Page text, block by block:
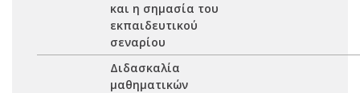
και η σημασία του
εκπαιδευτικού
σεναρίου
Διδασκαλία
μαθηματικών